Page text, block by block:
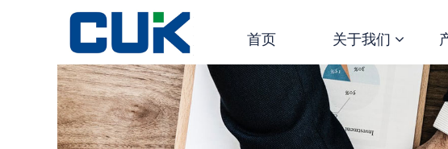
首页 关于我们